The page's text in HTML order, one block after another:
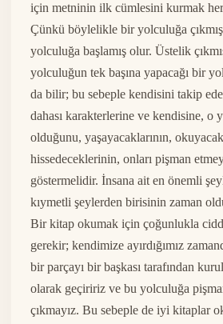
için metninin ilk cümlesini kurmak
Çünkü böylelikle bir yolculuğa
yolculuğa başlamış olur. Üstelik
yolculuğun tek başına yapacağı bir
da bilir; bu sebeple kendisini takip
dahası karakterlerine ve kendisine, o
olduğunu, yaşayacaklarının,
hissedeceklerinin, onları pişman
göstermelidir. İnsana ait en önemli
kıymetli şeylerden birisinin zaman
Bir kitap okumak için çoğunlukla
gerekir; kendimize ayırdığımız
bir parçayı bir başkası tarafından
olarak geçiririz ve bu yolculuğa
çıkmayız. Bu sebeple de iyi kitaplar